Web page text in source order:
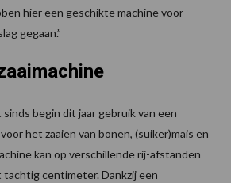
hier een geschikte machine voor
gegaan.”
begin dit jaar gebruik van een
het zaaien van bonen, (suiker)mais en
kan op verschillende rij-afstanden
centimeter. Dankzij een